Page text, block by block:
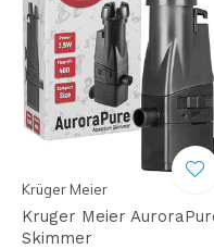
Krüger Meier
Kruger Meier
Skimmer